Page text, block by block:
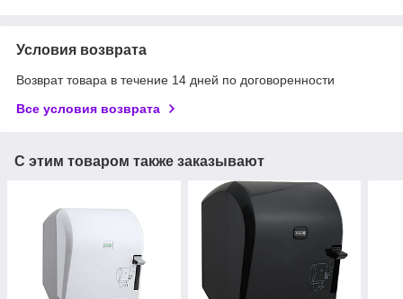
Условия возврата
Возврат товара в течение 14 дней по договоренности
Все условия возврата
С этим товаром также заказывают